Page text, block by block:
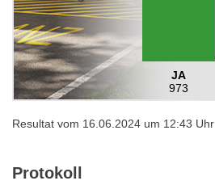
JA
973
Resultat vom 16.06.2024 um 12:43 Uhr
Protokoll